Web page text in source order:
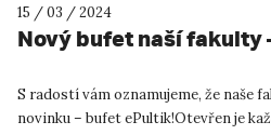
15 / 03 / 2024
Nový bufet naší fakulty
S radostí vám oznamujeme, že naše
novinku – bufet ePultik!Otevřen je